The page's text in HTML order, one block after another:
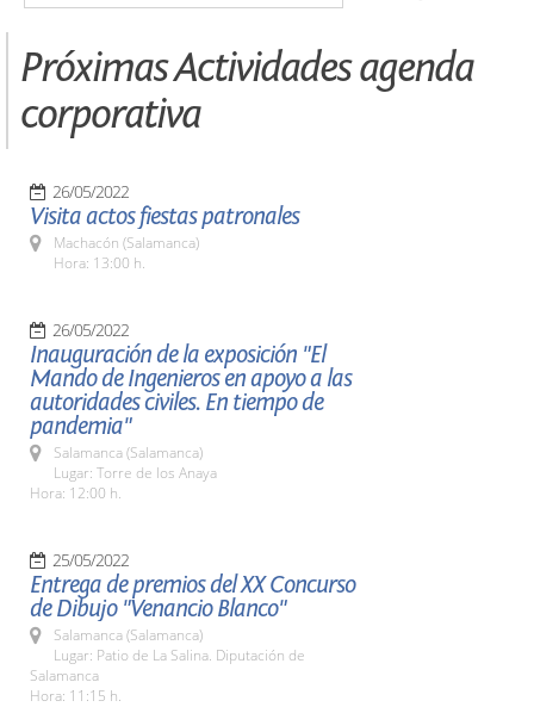
Próximas Actividades agenda
corporativa
26/05/2022
Visita actos fiestas patronales
Machacón (Salamanca)
Hora: 13:00 h.
26/05/2022
Inauguración de la exposición "El
Mando de Ingenieros en apoyo a las
autoridades civiles. En tiempo de
pandemia"
Salamanca (Salamanca)
Lugar: Torre de los Anaya
Hora: 12:00 h.
25/05/2022
Entrega de premios del XX Concurso
de Dibujo "Venancio Blanco"
Salamanca (Salamanca)
Lugar: Patio de La Salina. Diputación de
Salamanca
Hora: 11:15 h.